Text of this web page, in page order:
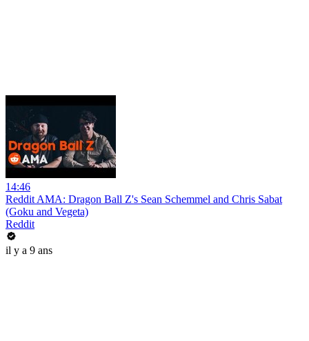
14:46
Reddit AMA: Dragon Ball Z's Sean Schemmel and Chris Sabat
(Goku and Vegeta)
Reddit
il y a 9 ans